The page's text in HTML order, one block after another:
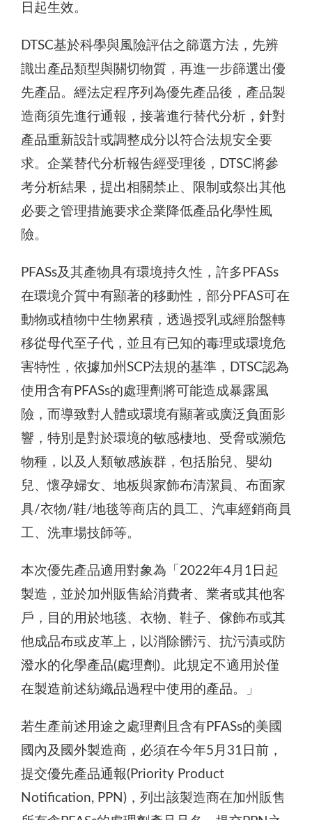
日起生效。
DTSC基於科學與風險評估之篩選方法，先辨
識出產品類型與關切物質，再進一步篩選出優
先產品。經法定程序列為優先產品後，產品製
造商須先進行通報，接著進行替代分析，針對
產品重新設計或調整成分以符合法規安全要
求。企業替代分析報告經受理後，DTSC將參
考分析結果，提出相關禁止、限制或祭出其他
必要之管理措施要求企業降低產品化學性風
險。
PFASs及其產物具有環境持久性，許多PFASs
在環境介質中有顯著的移動性，部分PFAS可在
動物或植物中生物累積，透過授乳或經胎盤轉
移從母代至子代，並且有已知的毒理或環境危
害特性，依據加州SCP法規的基準，DTSC認為
使用含有PFASs的處理劑將可能造成暴露風
險，而導致對人體或環境有顯著或廣泛負面影
響，特別是對於環境的敏感棲地、受脅或瀕危
物種，以及人類敏感族群，包括胎兒、嬰幼
兒、懷孕婦女、地板與家飾布清潔員、布面家
具/衣物/鞋/地毯等商店的員工、汽車經銷商員
工、洗車場技師等。
本次優先產品適用對象為「2022年4月1日起
製造，並於加州販售給消費者、業者或其他客
戶，目的用於地毯、衣物、鞋子、傢飾布或其
他成品布或皮革上，以消除髒污、抗污漬或防
潑水的化學產品(處理劑)。此規定不適用於僅
在製造前述紡織品過程中使用的產品。」
若生產前述用途之處理劑且含有PFASs的美國
國內及國外製造商，必須在今年5月31日前，
提交優先產品通報(Priority Product
Notification, PPN)，列出該製造商在加州販售